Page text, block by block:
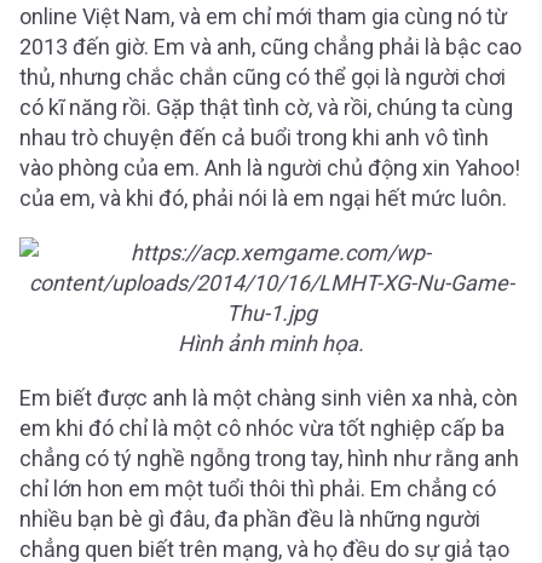
online Việt Nam, và em chỉ mới tham gia cùng nó từ
2013 đến giờ. Em và anh, cũng chẳng phải là bậc cao
thủ, nhưng chắc chắn cũng có thể gọi là người chơi
có kĩ năng rồi. Gặp thật tình cờ, và rồi, chúng ta cùng
nhau trò chuyện đến cả buổi trong khi anh vô tình
vào phòng của em. Anh là người chủ động xin Yahoo!
của em, và khi đó, phải nói là em ngại hết mức luôn.
Hình ảnh minh họa.
Em biết được anh là một chàng sinh viên xa nhà, còn
em khi đó chỉ là một cô nhóc vừa tốt nghiệp cấp ba
chẳng có tý nghề ngỗng trong tay, hình như rằng anh
chỉ lớn hon em một tuổi thôi thì phải. Em chẳng có
nhiều bạn bè gì đâu, đa phần đều là những người
chẳng quen biết trên mạng, và họ đều do sự giả tạo